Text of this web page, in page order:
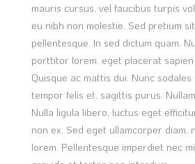
mauris cursus, vel faucibus turpis
eu nibh non molestie. Sed pretium
pellentesque. In sed dictum quam.
porttitor lorem, eget placerat
Quisque ac mattis dui. Nunc sodales
tempor felis et, sagittis purus.
Nulla ligula libero, luctus eget
non ex. Sed eget ullamcorper diam,
lorem. Pellentesque imperdiet nec